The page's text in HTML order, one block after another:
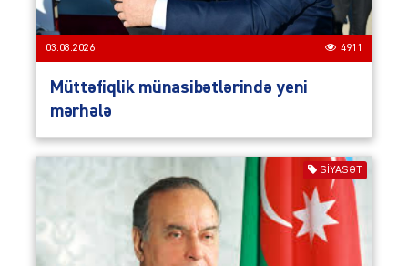
03.08.2026 4911
Müttəfiqlik münasibətlərində yeni
mərhələ
SIYASƏT